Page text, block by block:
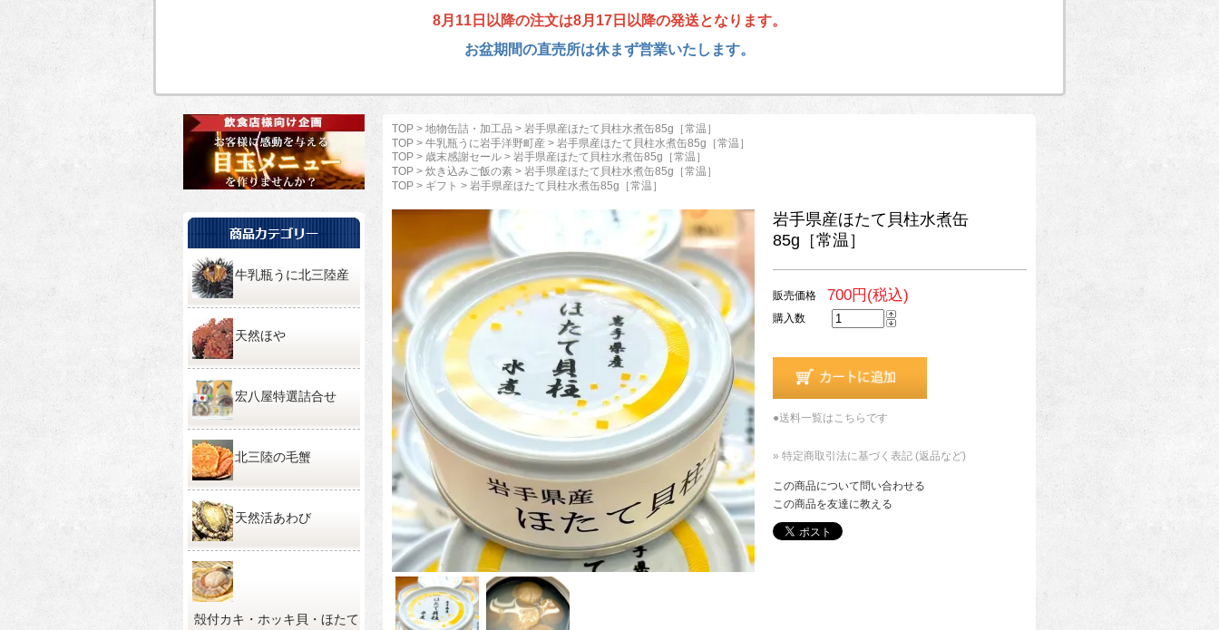
8月11日以降の注文は8月17日以降の発送となります。
お盆期間の直売所は休まず営業いたします。
TOP > 地物缶詰・加工品 > 岩手県産ほたて貝柱水煮缶85g［常温］
TOP > 牛乳瓶うに岩手洋野町産 > 岩手県産ほたて貝柱水煮缶85g［常温］
TOP > 歳末感謝セール > 岩手県産ほたて貝柱水煮缶85g［常温］
TOP > 炊き込みご飯の素 > 岩手県産ほたて貝柱水煮缶85g［常温］
TOP > ギフト > 岩手県産ほたて貝柱水煮缶85g［常温］
岩手県産ほたて貝柱水煮缶
85g［常温］
販売価格 700円(税込)
購入数
●送料一覧はこちらです
» 特定商取引法に基づく表記 (返品など)
この商品について問い合わせる
この商品を友達に教える
牛乳瓶うに北三陸産
天然ほや
宏八屋特選詰合せ
北三陸の毛蟹
天然活あわび
殻付カキ・ホッキ貝・ほたて